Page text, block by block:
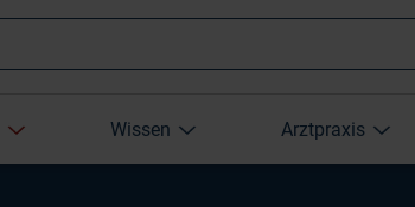
Wissen Arztpraxis
Wonach